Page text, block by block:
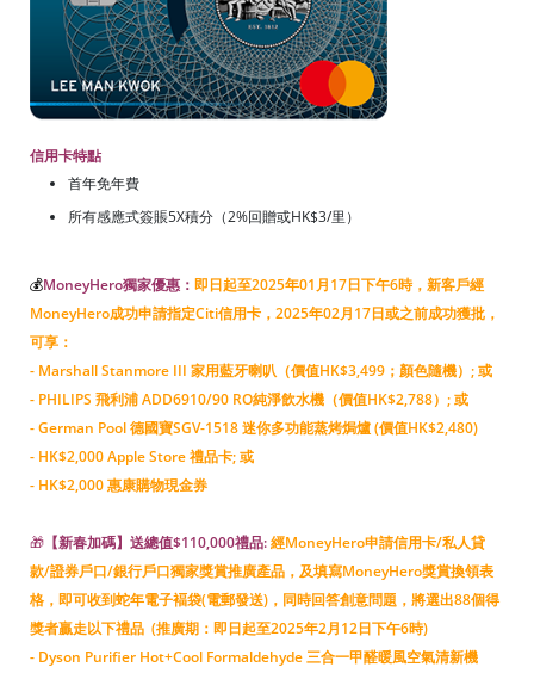
信用卡特點
首年免年費
所有感應式簽賬5X積分（2%回贈或HK$3/里）
💰MoneyHero獨家優惠： 即日起至2025年01月17日下午6時，新客戶經
MoneyHero成功申請指定Citi信用卡，2025年02月17日或之前成功獲批，
可享：
- Marshall Stanmore III 家用藍牙喇叭（價值HK$3,499；顏色隨機）; 或
- PHILIPS 飛利浦 ADD6910/90 RO純淨飲水機（價值HK$2,788）; 或
- German Pool 德國寶SGV-1518 迷你多功能蒸烤焗爐 (價值HK$2,480)
- HK$2,000 Apple Store 禮品卡; 或
- HK$2,000 惠康購物現金券
🎁 【新春加碼】送總值$110,000禮品:經MoneyHero申請信用卡/私人貸
款/證券戶口/銀行戶口獨家獎賞推廣產品，及填寫MoneyHero獎賞換領表
格，即可收到蛇年電子褔袋(電郵發送)，同時回答創意問題，將選出88個得
獎者贏走以下禮品 (推廣期：即日起至2025年2月12日下午6時)
- Dyson Purifier Hot+Cool Formaldehyde 三合一甲醛暖風空氣清新機